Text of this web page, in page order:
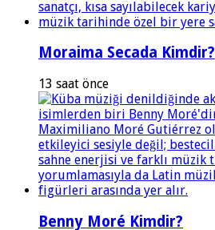
Moraima Secada Kimdir?
13 saat önce
Benny Moré Kimdir?